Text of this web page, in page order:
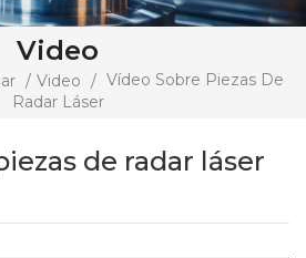
Video
/ Video / Vídeo Sobre Piezas De
Radar Láser
de radar láser